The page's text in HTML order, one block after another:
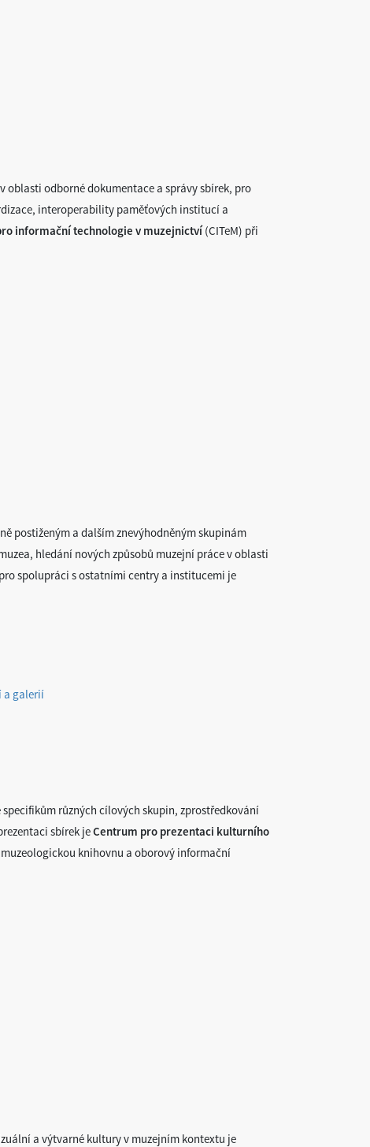
odborné dokumentace a správy sbírek, pro
interoperability paměťových institucí a
informační technologie v muzejnictví(CITeM) při
postiženým a dalším znevýhodněným skupinám
hledání nových způsobů muzejní práce v oblasti
spolupráci s ostatními centry a institucemi je
a galerií
různých cílových skupin, zprostředkování
sbírek jeCentrum pro prezentaci kulturního
knihovnu a oborový informační
a výtvarné kultury v muzejním kontextu je